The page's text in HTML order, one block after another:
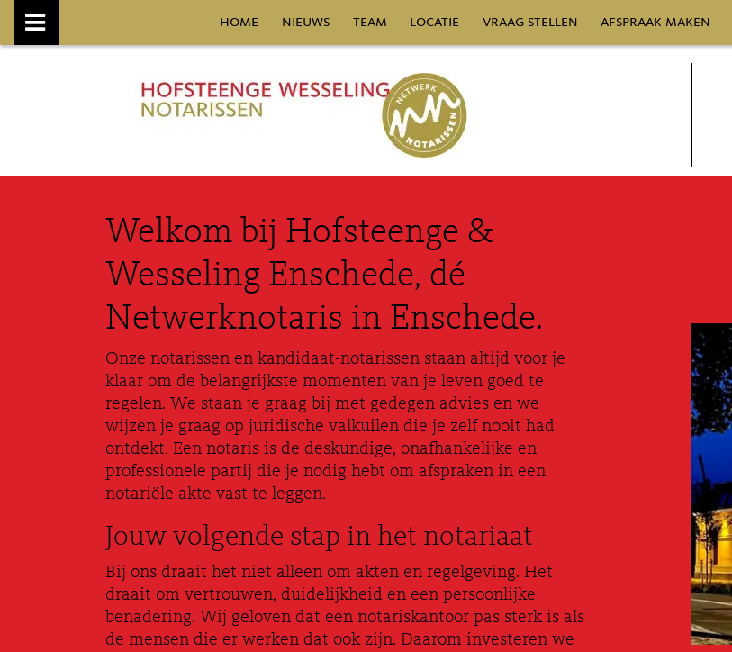
home nieuws team locatie vraag stellen afspraak maken
Welkom bij Hofsteenge &
Wesseling Enschede, dé
Netwerknotaris in Enschede.
Onze notarissen en kandidaat-notarissen staan altijd voor je
klaar om de belangrijkste momenten van je leven goed te
regelen. We staan je graag bij met gedegen advies en we
wijzen je graag op juridische valkuilen die je zelf nooit had
ontdekt. Een notaris is de deskundige, onafhankelijke en
professionele partij die je nodig hebt om afspraken in een
notariële akte vast te leggen.
Jouw volgende stap in het notariaat
Bij ons draait het niet alleen om akten en regelgeving. Het
draait om vertrouwen, duidelijkheid en een persoonlijke
benadering. Wij geloven dat een notariskantoor pas sterk is als
de mensen die er werken dat ook zijn. Daarom investeren we